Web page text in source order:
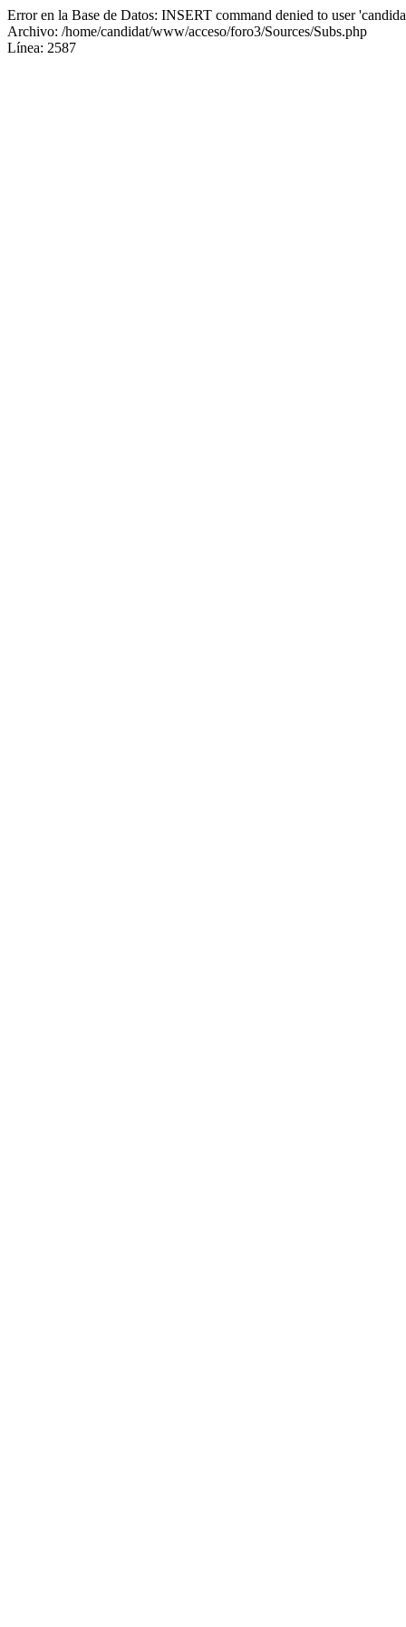
Error en la Base de Datos: INSERT command denied to user
Archivo: /home/candidat/www/acceso/foro3/Sources/Subs.php
Línea: 2587